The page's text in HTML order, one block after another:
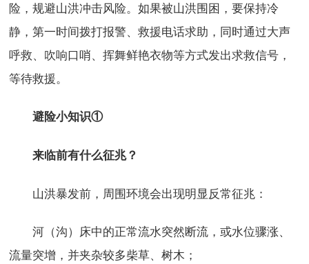
险，规避山洪冲击风险。如果被山洪围困，要保持冷
静，第一时间拨打报警、救援电话求助，同时通过大声
呼救、吹响口哨、挥舞鲜艳衣物等方式发出求救信号，
等待救援。
避险小知识①
来临前有什么征兆？
山洪暴发前，周围环境会出现明显反常征兆：
河（沟）床中的正常流水突然断流，或水位骤涨、
流量突增，并夹杂较多柴草、树木；